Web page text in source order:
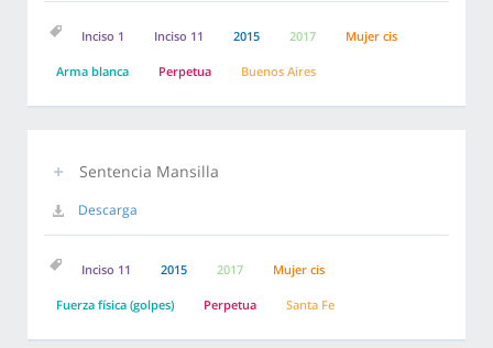
Inciso 1 Inciso 11 2015 2017 Mujer cis
Arma blanca Perpetua Buenos Aires
Sentencia Mansilla
Descarga
Inciso 11 2015 2017 Mujer cis
Fuerza física (golpes) Perpetua Santa Fe